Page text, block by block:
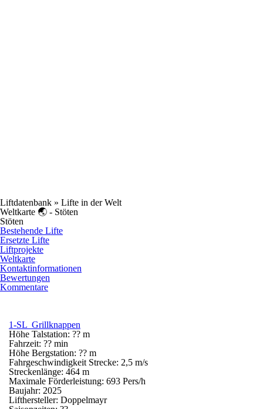
Liftdatenbank » Lifte in der Welt
Weltkarte 🌏 - Stöten
Stöten
Bestehende Lifte
Ersetzte Lifte
Liftprojekte
Weltkarte
Kontaktinformationen
Bewertungen
Kommentare
1-SL Grillknappen
Höhe Talstation: ?? m
Fahrzeit: ?? min
Höhe Bergstation: ?? m
Fahrgeschwindigkeit Strecke: 2,5 m/s
Streckenlänge: 464 m
Maximale Förderleistung: 693 Pers/h
Baujahr: 2025
Lifthersteller: Doppelmayr